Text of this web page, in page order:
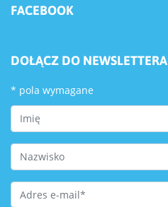
FACEBOOK
DOŁĄCZ DO NEWSLETTERA
* pola wymagane
First Name
Last Name
Email Address *